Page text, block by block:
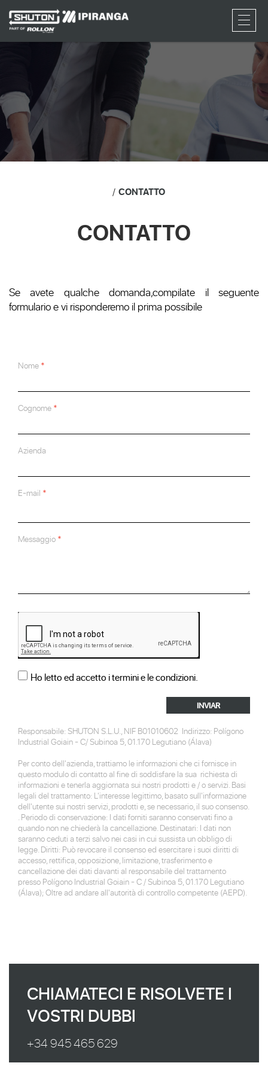
RFQ
CONTATTO
CONTATTO
Se avete qualche domanda,compilate il seguente
formulario e vi risponderemo il prima possibile
Nome
Cognome
Azienda
E-mail
Messaggio
Ho letto ed accetto i termini e le condizioni.
INVIAR
Responsabile: SHUTON S.L.U., NIF B01010602 Indirizzo: Polígono
Industrial Goiain - C/ Subinoa 5, 01.170 Legutiano (Álava)
Per conto dell'azienda, trattiamo le informazioni che ci fornisce in
questo modulo di contatto al fine di soddisfare la sua richiesta di
informazioni e tenerla aggiornata sui nostri prodotti e / o servizi. Basi
legali del trattamento: L'interesse legittimo, basato sull'informazione
dell'utente sui nostri servizi, prodotti e, se necessario, il suo consenso.
. Periodo di conservazione: I dati forniti saranno conservati fino a
quando non ne chiederà la cancellazione. Destinatari: I dati non
saranno ceduti a terzi salvo nei casi in cui sussista un obbligo di
legge. Diritti: Può revocare il consenso ed esercitare i suoi diritti di
accesso, rettifica, opposizione, limitazione, trasferimento e
cancellazione dei dati davanti al responsabile del trattamento
presso Polígono Industrial Goiain - C / Subinoa 5, 01.170 Legutiano
(Álava); Oltre ad andare all'autorità di controllo competente (AEPD).
CHIAMATECI E RISOLVETE I
VOSTRI DUBBI
+34 945 465 629